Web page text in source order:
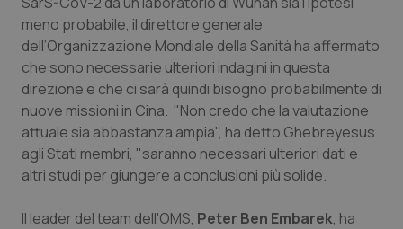
Veneto
Oncoematologia
Oncologia & Nutrizione
Psoriasi & pelle
Quotidiano Cardiologia
meno probabile, il direttore generale
dell’Organizzazione Mondiale della Sanità ha affermato
che sono necessarie ulteriori indagini in questa
direzione e che ci sarà quindi bisogno probabilmente di
nuove missioni in Cina. "Non credo che la valutazione
attuale sia abbastanza ampia", ha detto Ghebreyesus
agli Stati membri, "saranno necessari ulteriori dati e
altri studi per giungere a conclusioni più solide.
Il leader del team dell'OMS, Peter Ben Embarek, ha